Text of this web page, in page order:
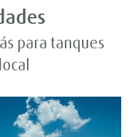
para tanques